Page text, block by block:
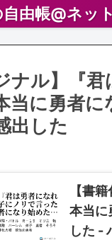
由帳@ネッ
ナル】『
当に勇者
出した
【書
本当に
した -